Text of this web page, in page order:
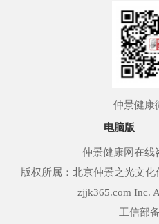
仲景健康
电脑版
仲景健康网在线
版权所属：北京仲景之光文
zjjk365.com Inc.
工信部